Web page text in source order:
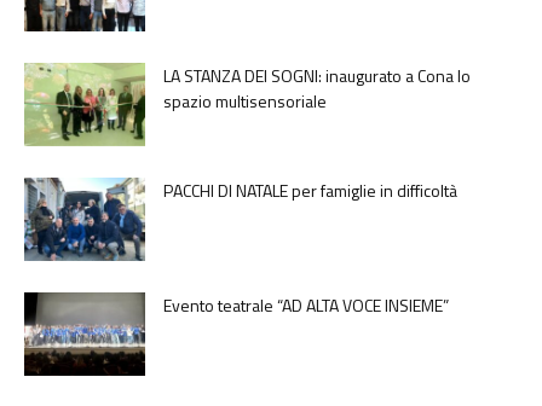
LA STANZA DEI SOGNI: inaugurato a Cona lo
spazio multisensoriale
PACCHI DI NATALE per famiglie in difficoltà
Evento teatrale “AD ALTA VOCE INSIEME”